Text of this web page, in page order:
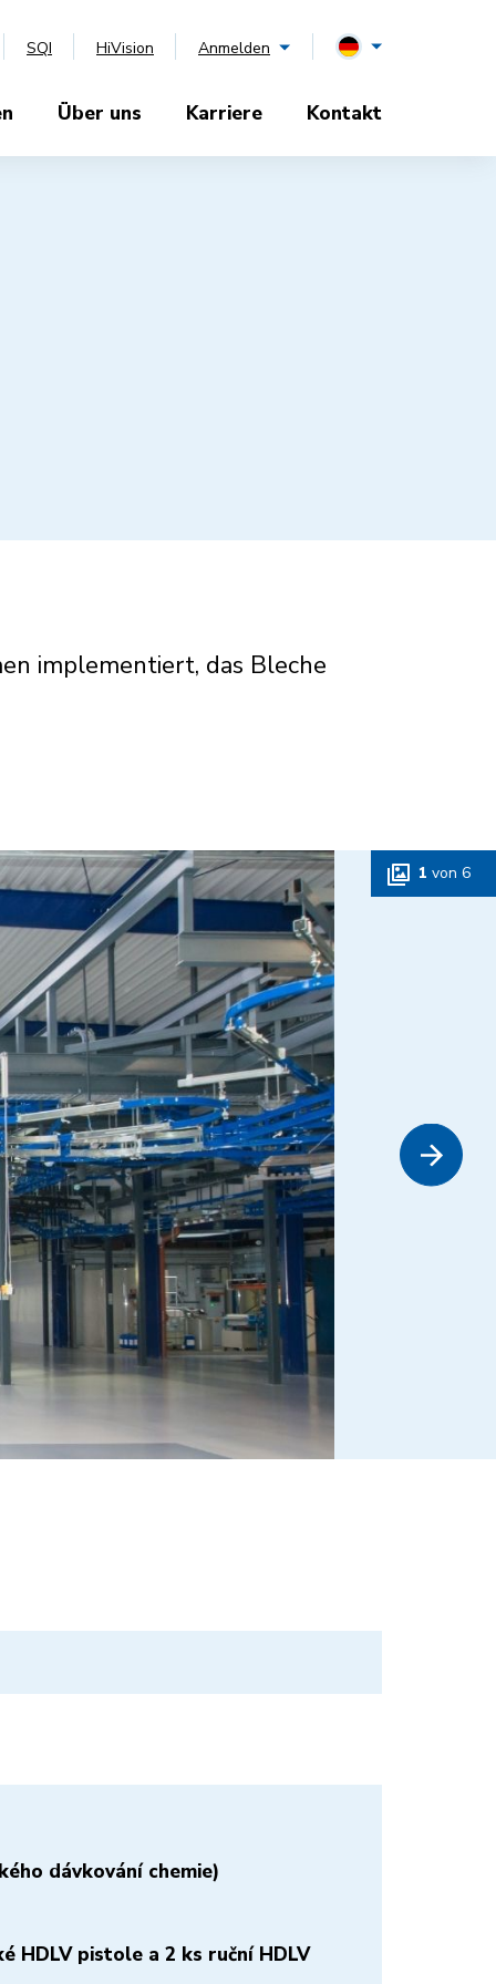
SQI HiVision Anmelden
Über uns Karriere Kontakt
implementiert, das Bleche
1 von 6
dávkování chemie)
HDLV pistole a 2 ks ruční HDLV